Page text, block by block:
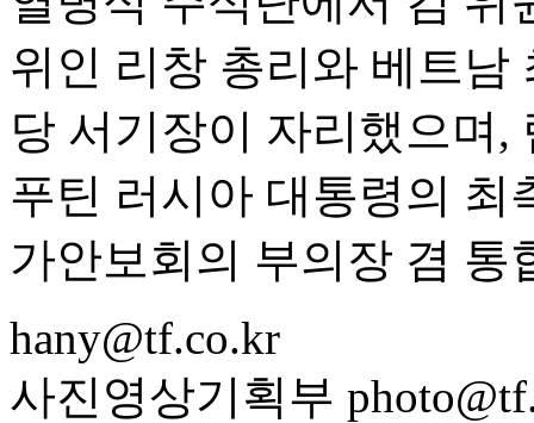
위인 리창 총리와 베트남
당 서기장이 자리했으며
푸틴 러시아 대통령의 최
가안보회의 부의장 겸 통
hany@tf.co.kr
사진영상기획부